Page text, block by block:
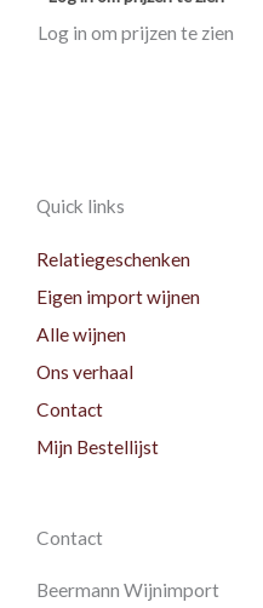
Log in om prijzen te zien
Quick links
Relatiegeschenken
Eigen import wijnen
Alle wijnen
Ons verhaal
Contact
Mijn Bestellijst
Contact
Beermann Wijnimport